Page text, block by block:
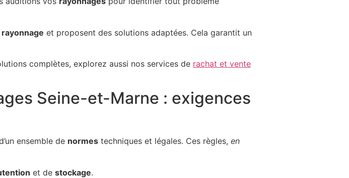
rayonnage et proposent des solutions adaptées. Cela garantit un
complètes, explorez aussi nos services de rachat et vente
Seine-et-Marne : exigences
ensemble de normes techniques et légales. Ces règles, en
et de stockage.